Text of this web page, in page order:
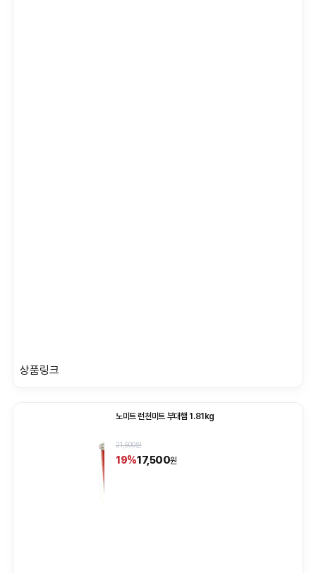
상품링크
노미트 런천미트 부대햄 1.81kg
21,500원
19%17,500원